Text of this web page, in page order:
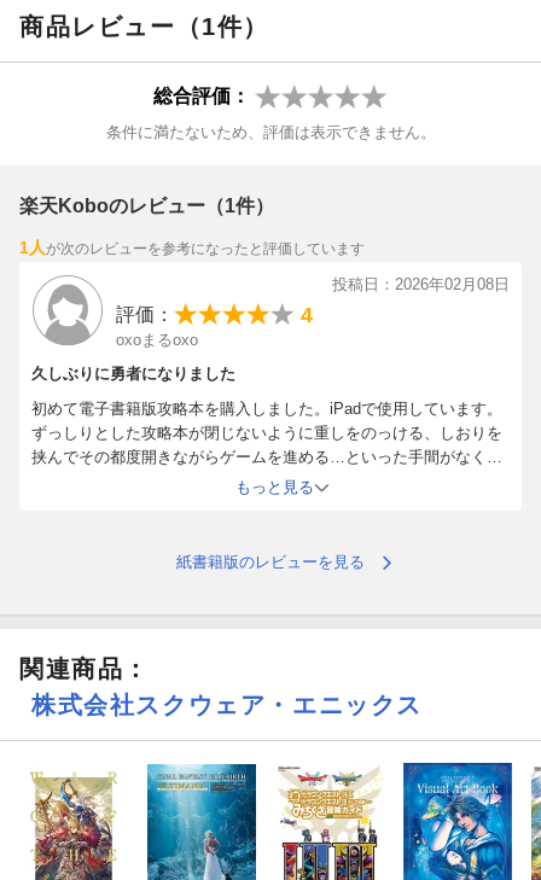
『ドラゴンクエスト』シリーズ生みの親・堀井雄二氏と早坂将昭
(C) ARMOR PROJECT/BIRD STUDIO/SPIKE CHUNSOFT/SQUA
商品レビュー（1件）
総合評価：
条件に満たないため、評価は表示できません。
楽天Koboのレビュー（1件）
1人が次のレビューを参考になったと評価しています
投稿日：2026年02月08日
評価： 4
oxoまるoxo
久しぶりに勇者になりました
初めて電子書籍版攻略本を購入しました。iPadで使用しています。
ずっしりとした攻略本が閉じないように重しをのっける、しおりを
挟んでその都度開きながらゲームを進める…といった手間がなく、
何よりページ内の自分が見たい場所を拡大できるので想像以上に使
で、拡大できるのは助かります。
い。各地にたくさんある。
しかもその時に役立つ武器防具がフィールドに落ちている。
さらにメダルのおじさん（王様じゃない！）からもお役立ち装備品
がわりと頻繁にもらえる。
幼い頃にファミコンで冒険していた頃はせっせせっせ敵を倒して貯
めたなけなしのお金で、
誰にどの装備を買おうか随分と悩んでいた記憶があったので
令和の時代、やさし～～～～～～～～～～～～～～～～～～～～～
もっと見る
紙書籍版のレビューを見る
関連商品 ：
株式会社スクウェア・エニックス